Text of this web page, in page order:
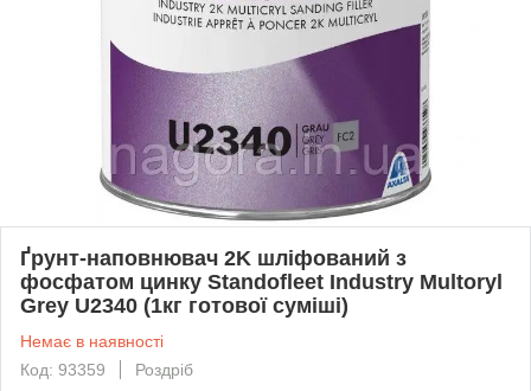
Ґрунт-наповнювач 2K шліфований з
фосфатом цинку Standofleet Industry Multoryl
Grey U2340 (1кг готової суміші)
Немає в наявності
Код: 93359
Роздріб